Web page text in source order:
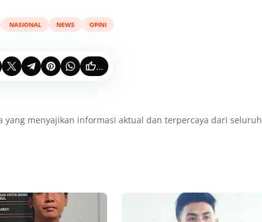
NASIONAL NEWS OPINI
...
yang menyajikan informasi aktual dan terpercaya dari seluruh